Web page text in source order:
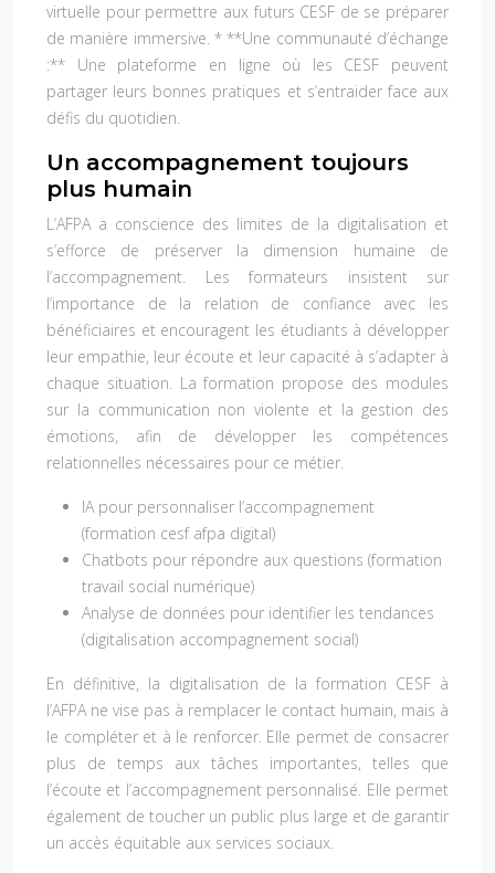
virtuelle pour permettre aux futurs CESF de se préparer
de manière immersive. * **Une communauté d’échange
:** Une plateforme en ligne où les CESF peuvent
partager leurs bonnes pratiques et s’entraider face aux
défis du quotidien.
Un accompagnement toujours
plus humain
L’AFPA a conscience des limites de la digitalisation et
s’efforce de préserver la dimension humaine de
l’accompagnement. Les formateurs insistent sur
l’importance de la relation de confiance avec les
bénéficiaires et encouragent les étudiants à développer
leur empathie, leur écoute et leur capacité à s’adapter à
chaque situation. La formation propose des modules
sur la communication non violente et la gestion des
émotions, afin de développer les compétences
relationnelles nécessaires pour ce métier.
IA pour personnaliser l’accompagnement
(formation cesf afpa digital)
Chatbots pour répondre aux questions (formation
travail social numérique)
Analyse de données pour identifier les tendances
(digitalisation accompagnement social)
En définitive, la digitalisation de la formation CESF à
l’AFPA ne vise pas à remplacer le contact humain, mais à
le compléter et à le renforcer. Elle permet de consacrer
plus de temps aux tâches importantes, telles que
l’écoute et l’accompagnement personnalisé. Elle permet
également de toucher un public plus large et de garantir
un accès équitable aux services sociaux.